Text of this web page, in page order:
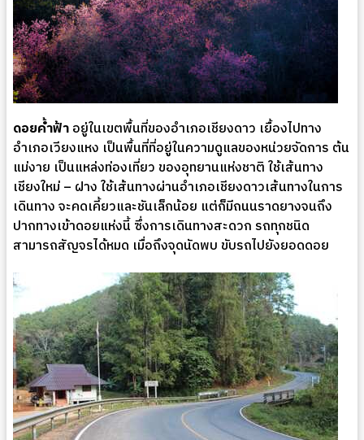
ดอยค้ำฟ้าอยู่ในเขตพื้นที่ของอำเภอเชียงดาว เยื้องไปทาง
อำเภอเวียงแหง เป็นพื้นที่ที่อยู่ในความดูแลของหน่วยจัดการ ต้น
แม่งาย เป็นแหล่งท่องเที่ยว ของอุทยานแห่งชาติ ใช้เส้นทาง
เชียงใหม่ – ฝาง ใช้เส้นทางผ่านอำเภอเชียงดาวเส้นทางในการ
เดินทาง จะคดเคี้ยวและชันเล็กน้อย แต่ก็มีถนนราดยางจนถึง
ปากทางเข้าดอยแห่งนี้ ซึ่งการเดินทางสะดวก รถทุกชนิด
สามารถสัญจรได้หมด เมื่อถึงจุดนัดพบ ขับรถไปยังยอดดอย